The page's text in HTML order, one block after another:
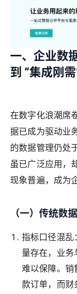
一、企业数
到 “集成刚需
在数字化浪潮席
据已成为驱动业
的数据管理仍处
虽已广泛应用，
现象普遍，成为
（一）传统数
指标口径混乱
量存在，业务
难以保障。销
款订单，而财